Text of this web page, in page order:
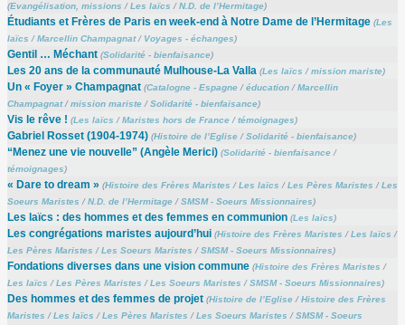
(Evangélisation, missions /Les laïcs /N.D. de l’Hermitage)
Étudiants et Frères de Paris en week-end à Notre Dame de l’Hermitage (Les
laïcs /Marcellin Champagnat/ Voyages - échanges)
Gentil … Méchant (Solidarité - bienfaisance)
Les 20 ans de la communauté Mulhouse-La Valla (Les laïcs /mission mariste)
Un « Foyer » Champagnat (Catalogne - Espagne/éducation/Marcellin
Champagnat/mission mariste/Solidarité - bienfaisance)
Vis le rêve ! (Les laïcs /Maristes hors de France/témoignages)
Gabriel Rosset (1904-1974) (Histoire de l’Eglise/Solidarité - bienfaisance)
“Menez une vie nouvelle” (Angèle Merici) (Solidarité - bienfaisance/
témoignages)
« Dare to dream » (Histoire des Frères Maristes /Les laïcs /Les Pères Maristes /Les
Soeurs Maristes /N.D. de l’Hermitage/SMSM - Soeurs Missionnaires)
Les laïcs : des hommes et des femmes en communion (Les laïcs)
Les congrégations maristes aujourd’hui (Histoire des Frères Maristes /Les laïcs /
Les Pères Maristes /Les Soeurs Maristes /SMSM - Soeurs Missionnaires)
Fondations diverses dans une vision commune (Histoire des Frères Maristes /
Les laïcs /Les Pères Maristes /Les Soeurs Maristes /SMSM - Soeurs Missionnaires)
Des hommes et des femmes de projet (Histoire de l’Eglise/Histoire des Frères
Maristes /Les laïcs /Les Pères Maristes /Les Soeurs Maristes /SMSM - Soeurs